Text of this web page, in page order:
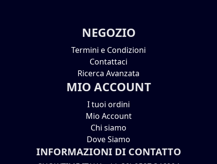
NEGOZIO
Termini e Condizioni
Contattaci
Ricerca Avanzata
MIO ACCOUNT
I tuoi ordini
Mio Account
Chi siamo
Dove Siamo
INFORMAZIONI DI CONTATTO